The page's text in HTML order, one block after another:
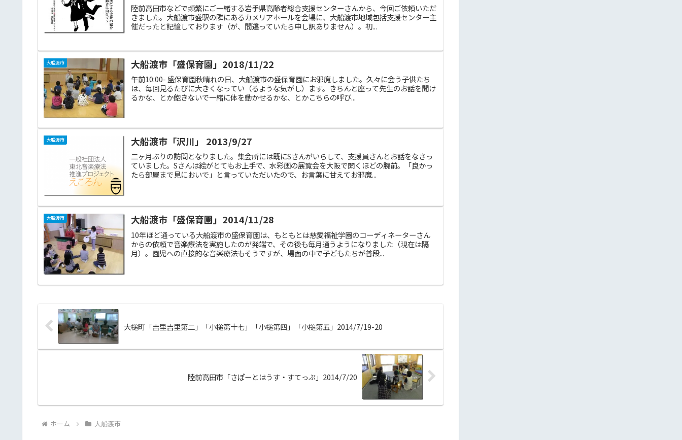
陸前高田市などで頻繁にご一緒する岩手県高齢者総合支援センターさんから、今回ご依頼いただ
きました。大船渡市盛駅の隣にあるカメリアホールを会場に、大船渡市地域包括支援センター主
催だったと記憶しております（が、間違っていたら申し訳ありません）。初...
大船渡市 大船渡市「盛保育園」2018/11/22
午前10:00- 盛保育園秋晴れの日、大船渡市の盛保育園にお邪魔しました。久々に会う子供たち
は、毎回見るたびに大きくなってい（るような気がし）ます。きちんと座って先生のお話を聞け
るかな、とか飽きないで一緒に体を動かせるかな、とかこちらの呼び...
大船渡市 大船渡市「沢川」 2013/9/27
二ヶ月ぶりの訪問となりました。集会所には既にSさんがいらして、支援員さんとお話をなさっ
ていました。Sさんは絵がとてもお上手で、水彩画の展覧会を大阪で開くほどの腕前。「良かっ
たら部屋まで見においで」と言っていただいたので、お言葉に甘えてお邪魔...
大船渡市 大船渡市「盛保育園」2014/11/28
10年ほど通っている大船渡市の盛保育園は、もともとは慈愛福祉学園のコーディネーターさん
からの依頼で音楽療法を実施したのが発端で、その後も毎月通うようになりました（現在は隔
月）。園児への直接的な音楽療法もそうですが、場面の中で子どもたちが普段...
大槌町「吉里吉里第二」「小槌第十七」「小槌第四」「小槌第五」2014/7/19-20
陸前高田市「さぽーとはうす・すてっぷ」2014/7/20
ホーム 大船渡市